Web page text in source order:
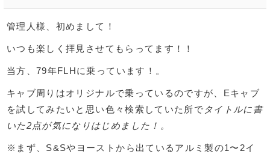
管理人様、初めまして！
いつも楽しく拝見させてもらってます！！
当方、79年FLHに乗っています！。
キャブ周りはオリジナルで乗っているのですが、Eキャブ
を試してみたいと思い色々検索していた所で タイトルに書
いた2点が気になりはじめました！。
※まず、S&Sやヨーストから出ているアルミ製の1〜2イ